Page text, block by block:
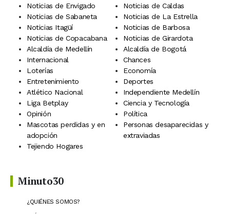
Noticias de Envigado
Noticias de Caldas
Noticias de Sabaneta
Noticias de La Estrella
Noticias Itagüí
Noticias de Barbosa
Noticias de Copacabana
Noticias de Girardota
Alcaldía de Medellín
Alcaldía de Bogotá
Internacional
Chances
Loterías
Economía
Entretenimiento
Deportes
Atlético Nacional
Independiente Medellín
Liga Betplay
Ciencia y Tecnología
Opinión
Política
Mascotas perdidas y en
adopción
Personas desaparecidas y
extraviadas
Tejiendo Hogares
Minuto30
¿QUIÉNES SOMOS?